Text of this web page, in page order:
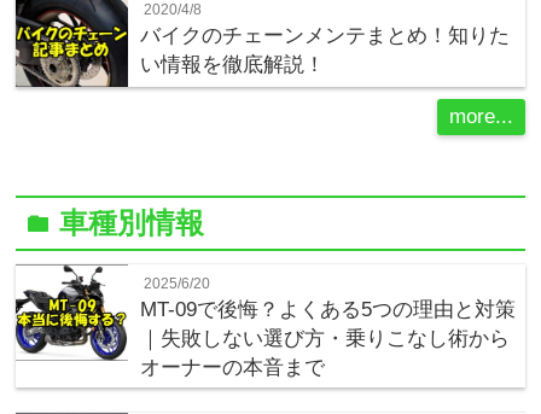
2020/4/8
バイクのチェーンメンテまとめ！知りた
い情報を徹底解説！
more...
folder車種別情報
2025/6/20
MT-09で後悔？よくある5つの理由と対策
｜失敗しない選び方・乗りこなし術から
オーナーの本音まで